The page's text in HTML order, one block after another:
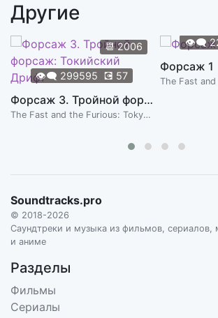
Засада
Пробуждение
GUY FARLEY
Бродяги с Ледяной Ярмарки
GUY FARLEY
Исскуство Воровства
GUY FARLEY
Мисс Джексон
Секреты и Серьги
GUY FARLEY
Другие
📆2006
👁️‍🗨️ 299595 💽 57
Форсаж 3. Тройной форсаж: Токийский Дрифт
The Fast and the Furious: Tokyo Drift
👁️‍🗨️
Форсаж 1
The Fast
Soundtracks.pro
© 2018-2026
Саундтреки и музыка из фильмов, сериалов,
и аниме
Разделы
Фильмы
Сериалы